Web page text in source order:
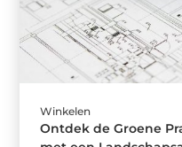
Winkelen
Ontdek de Groene